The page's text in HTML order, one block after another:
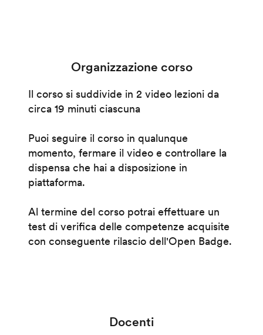
Organizzazione corso
Il corso si suddivide in 2 video lezioni da
circa 19 minuti ciascuna
Puoi seguire il corso in qualunque
momento, fermare il video e controllare la
dispensa che hai a disposizione in
piattaforma.
Al termine del corso potrai effettuare un
test di verifica delle competenze acquisite
con conseguente rilascio dell'Open Badge.
Docenti